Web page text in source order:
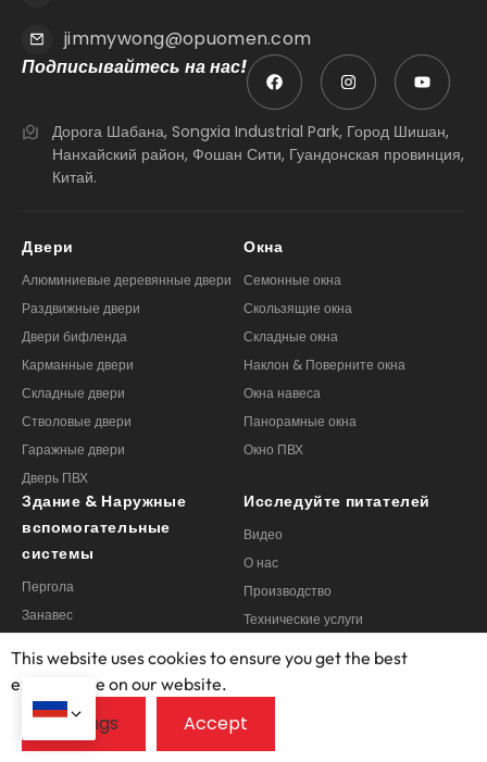
Подписывайтесь на нас!
Дорога Шабана, Songxia Industrial Park, Город Шишан,
Нанхайский район, Фошан Сити, Гуандонская провинция,
Китай.
Алюминиевые деревянные двери
Раздвижные двери
Двери бифленда
Карманные двери
Складные двери
Стволовые двери
Гаражные двери
Дверь ПВХ
Семонные окна
Скользящие окна
Складные окна
Наклон & Поверните окна
Окна навеса
Панорамные окна
Окно ПВХ
Здание & Наружные
вспомогательные
системы
Пергола
Занавес
Двери настройка
Видео
О нас
Производство
Технические услуги
Тематические исследования
Часто задаваемые вопросы
This website uses cookies to ensure you get the best
exprerience on our website.